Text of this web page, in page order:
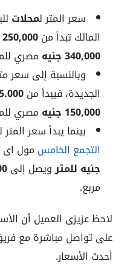
سعر المتر لمحلات
المالك تبدأ من250,000 جنيه للمتر
340,000 جنيه
مصري
وبالنسبة إلى سعر
الجديدة، فيبدأ من
150,000 جنيه
مصري
بينما يبدأ سعر المتر ل
التجمع الخامس مول
جنيه للمترويصل إلى
مربع.
لاحظ عزيزى العميل أن
على تواصل مباشرة مع
أحدث الأسعار.